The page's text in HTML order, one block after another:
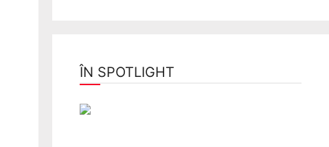
ÎN SPOTLIGHT